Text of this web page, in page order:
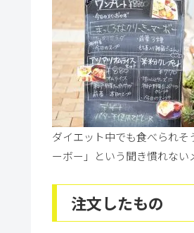
ダイエット中でも食べられ
ーボー」という聞き慣れない
注文したもの